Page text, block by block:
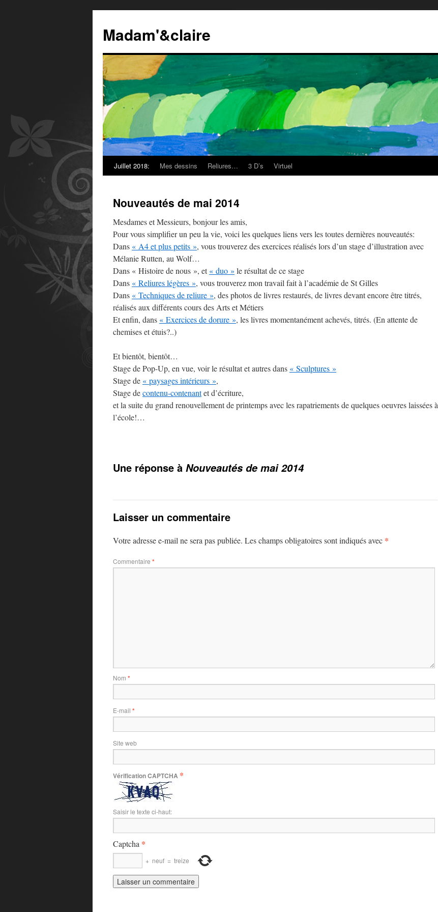
Madam'&claire
Juillet 2018: Mes dessins Reliures… 3 D’s Virtuel
Nouveautés de mai 2014
Mesdames et Messieurs, bonjour les amis,
Pour vous simplifier un peu la vie, voici les quelques liens vers les toutes dernières nouveautés:
Dans « A4 et plus petits », vous trouverez des exercices réalisés lors d’un stage d’illustration avec
Mélanie Rutten, au Wolf…
Dans « Histoire de nous », et« duo » le résultat de ce stage
Dans « Reliures légères », vous trouverez mon travail fait à l’académie de St Gilles
Dans « Techniques de reliure », des photos de livres restaurés, de livres devant encore être titrés,
réalisés aux différents cours des Arts et Métiers
Et enfin, dans « Exercices de dorure », les livres momentanément achevés, titrés. (En attente de
chemises et étuis?..)
Et bientôt, bientôt…
Stage de Pop-Up, en vue, voir le résultat et autres dans « Sculptures »
Stage de « paysages intérieurs »,
Stage decontenu-contenantet d’écriture,
et la suite du grand renouvellement de printemps avec les rapatriements de quelques oeuvres laissées à
l’école!…
Une réponse à Nouveautés de mai 2014
Laisser un commentaire
Votre adresse e-mail ne sera pas publiée. Les champs obligatoires sont indiqués avec *
Commentaire *
Nom *
E-mail *
Site web
Vérification CAPTCHA *
Saisir le texte ci-haut:
Captcha *
+ neuf = treize